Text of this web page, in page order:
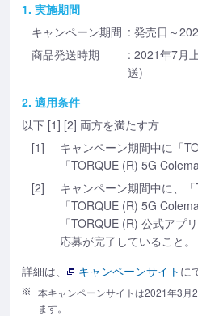
1. 実施期間
キャンペーン期間 : 発売日～
商品発送時期
: 2021年7月
送)
2. 適用条件
以下 [1] [2] 両方を満たす方
[1]
キャンペーン期間中に「
「TORQUE (R) 5G
[2]
キャンペーン期間中に、
「TORQUE (R) 5G
「TORQUE (R) 公式アプ
応募が完了していること。
詳細は、
キャンペーンサイト に
本キャンペーンサイトは2021年3月
ます。